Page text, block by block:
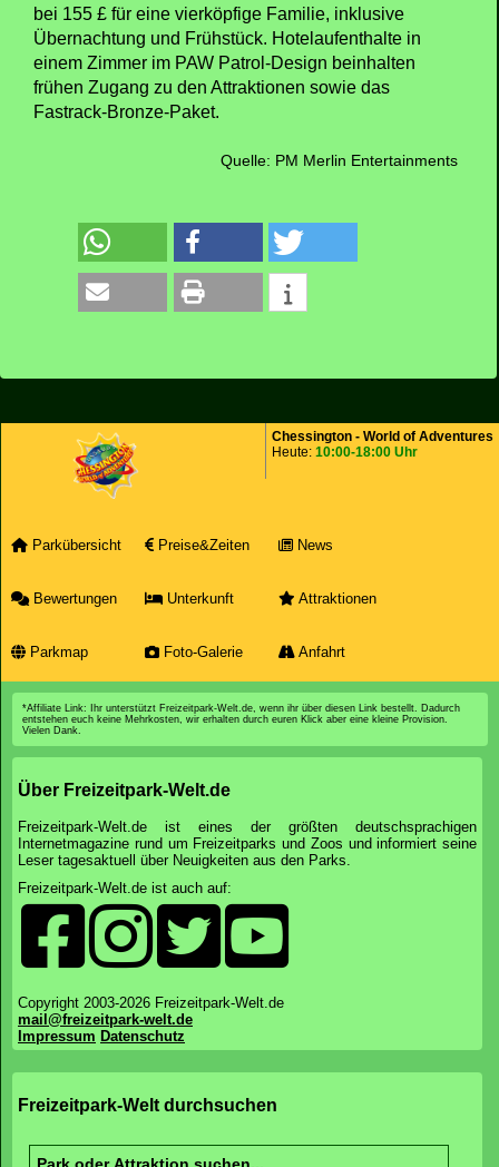
bei 155 £ für eine vierköpfige Familie, inklusive
Übernachtung und Frühstück. Hotelaufenthalte in
einem Zimmer im PAW Patrol-Design beinhalten
frühen Zugang zu den Attraktionen sowie das
Fastrack-Bronze-Paket.
Quelle: PM Merlin Entertainments
Chessington - World of Adventures
Heute: 10:00-18:00 Uhr
Parkübersicht Preise&Zeiten News
Bewertungen Unterkunft Attraktionen
Parkmap Foto-Galerie Anfahrt
*Affiliate Link: Ihr unterstützt Freizeitpark-Welt.de, wenn ihr über diesen Link bestellt. Dadurch
entstehen euch keine Mehrkosten, wir erhalten durch euren Klick aber eine kleine Provision.
Vielen Dank.
Über Freizeitpark-Welt.de
Freizeitpark-Welt.de ist eines der größten deutschsprachigen
Internetmagazine rund um Freizeitparks und Zoos und informiert seine
Leser tagesaktuell über Neuigkeiten aus den Parks.
Freizeitpark-Welt.de ist auch auf:
Copyright 2003-2026 Freizeitpark-Welt.de
mail@freizeitpark-welt.de
Impressum Datenschutz
Freizeitpark-Welt durchsuchen